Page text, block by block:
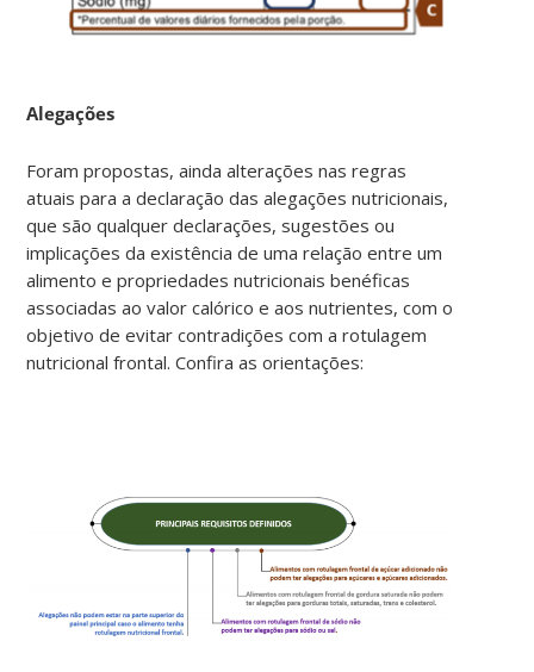
Alegações
Foram propostas, ainda alterações nas regras
atuais para a declaração das alegações nutricionais,
que são qualquer declarações, sugestões ou
implicações da existência de uma relação entre um
alimento e propriedades nutricionais benéficas
associadas ao valor calórico e aos nutrientes, com o
objetivo de evitar contradições com a rotulagem
nutricional frontal. Confira as orientações: